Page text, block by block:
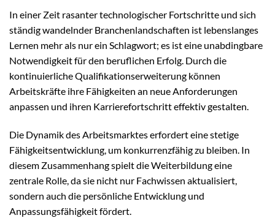
In einer Zeit rasanter technologischer Fortschritte und sich
ständig wandelnder Branchenlandschaften ist lebenslanges
Lernen mehr als nur ein Schlagwort; es ist eine unabdingbare
Notwendigkeit für den beruflichen Erfolg. Durch die
kontinuierliche Qualifikationserweiterung können
Arbeitskräfte ihre Fähigkeiten an neue Anforderungen
anpassen und ihren Karrierefortschritt effektiv gestalten.
Die Dynamik des Arbeitsmarktes erfordert eine stetige
Fähigkeitsentwicklung, um konkurrenzfähig zu bleiben. In
diesem Zusammenhang spielt die Weiterbildung eine
zentrale Rolle, da sie nicht nur Fachwissen aktualisiert,
sondern auch die persönliche Entwicklung und
Anpassungsfähigkeit fördert.